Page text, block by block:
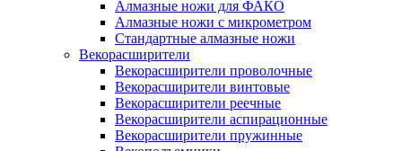
Алмазные ножи для ФАКО
Алмазные ножи с микрометром
Стандартные алмазные ножи
Векорасширители
Векорасширители проволочные
Векорасширители винтовые
Векорасширители реечные
Векорасширители аспирационные
Векорасширители пружинные